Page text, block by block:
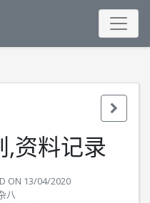
,资料记录
ON 13/04/2020
八